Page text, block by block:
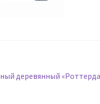
деревянный